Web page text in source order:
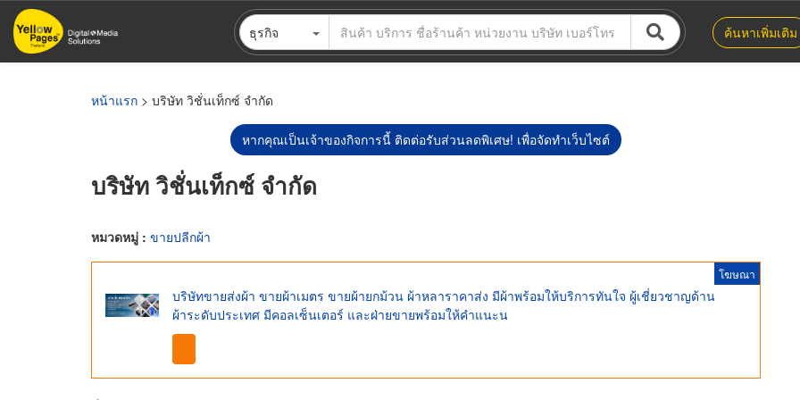
ข้าม
ไป
ธุรกิจ ค้นหาเพิ่มเติม
หน้าแรก > บริษัท วิชั่นเท็กซ์ จำกัด
หากคุณเป็นเจ้าของกิจการนี้ ติดต่อรับส่วนลดพิเศษ! เพื่อจัดทำเว็บไซต์
บริษัท วิชั่นเท็กซ์ จำกัด
หมวดหมู่ : ขายปลีกผ้า
โฆษณา
บริษัทขายส่งผ้า ขายผ้าเมตร ขายผ้ายกม้วน ผ้าหลาราคาส่ง มีผ้าพร้อมให้บริการทันใจ ผู้เชี่ยวชาญด้าน
ผ้าระดับประเทศ มีคอลเซ็นเตอร์ และฝ่ายขายพร้อมให้คำแนะน